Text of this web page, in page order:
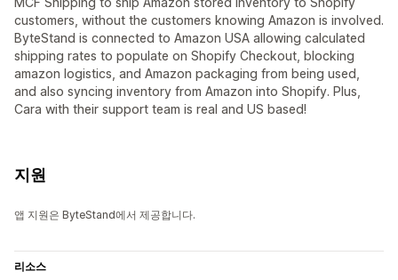
customers, without the customers knowing Amazon is involved.
ByteStand is connected to Amazon USA allowing calculated
shipping rates to populate on Shopify Checkout, blocking
amazon logistics, and Amazon packaging from being used,
and also syncing inventory from Amazon into Shopify. Plus,
Cara with their support team is real and US based!
지원
앱 지원은 ByteStand에서 제공합니다.
리소스